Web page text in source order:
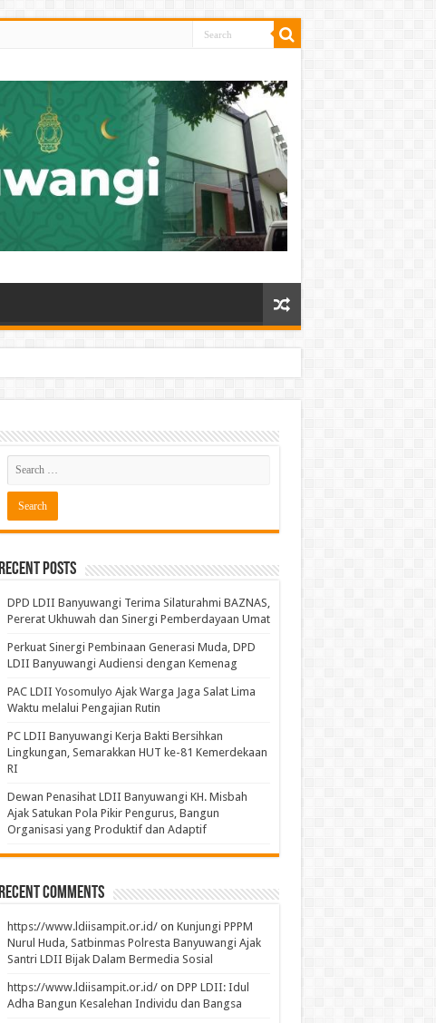
Recent Posts
DPD LDII Banyuwangi Terima Silaturahmi BAZNAS,
Pererat Ukhuwah dan Sinergi Pemberdayaan Umat
Perkuat Sinergi Pembinaan Generasi Muda, DPD
LDII Banyuwangi Audiensi dengan Kemenag
PAC LDII Yosomulyo Ajak Warga Jaga Salat Lima
Waktu melalui Pengajian Rutin
PC LDII Banyuwangi Kerja Bakti Bersihkan
Lingkungan, Semarakkan HUT ke-81 Kemerdekaan
RI
Dewan Penasihat LDII Banyuwangi KH. Misbah
Ajak Satukan Pola Pikir Pengurus, Bangun
Organisasi yang Produktif dan Adaptif
Recent Comments
https://www.ldiisampit.or.id/on Kunjungi PPPM
Nurul Huda, Satbinmas Polresta Banyuwangi Ajak
Santri LDII Bijak Dalam Bermedia Sosial
https://www.ldiisampit.or.id/on DPP LDII: Idul
Adha Bangun Kesalehan Individu dan Bangsa